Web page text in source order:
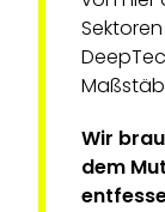
Wir
dem